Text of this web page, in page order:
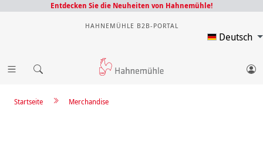
Entdecken Sie die Neuheiten von Hahnemühle!
HAHNEMÜHLE B2B-PORTAL
Deutsch
Merchandise
Startseite